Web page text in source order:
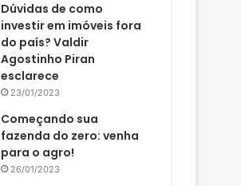
Dúvidas de como
investir em imóveis fora
do país? Valdir
Agostinho Piran
esclarece
23/01/2023
Começando sua
fazenda do zero: venha
para o agro!
26/01/2023